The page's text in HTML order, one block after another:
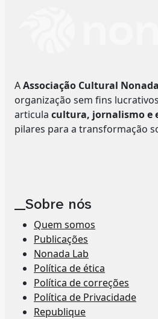
AAssociação Cultural
organização sem fins
articula cultura, jornalismo e
pilares para a transformação
__Sobre nós
Quem somos
Publicações
Nonada Lab
Política de ética
Política de correções
Política de Privacidade
Republique